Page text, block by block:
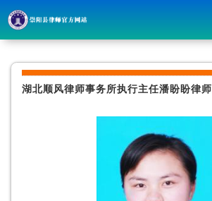
湖北顺风律师事务所执行主任潘盼盼律师